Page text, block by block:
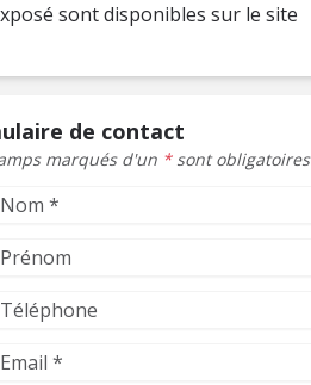
sont disponibles sur le site
de contact
marqués d'un *sont obligatoires